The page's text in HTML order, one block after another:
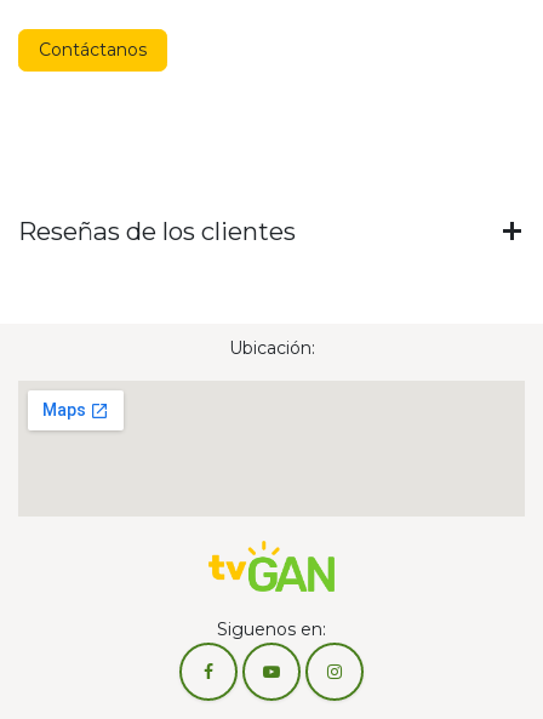
Contáctanos
Reseñas de los clientes
Ubicación:
Siguenos en: